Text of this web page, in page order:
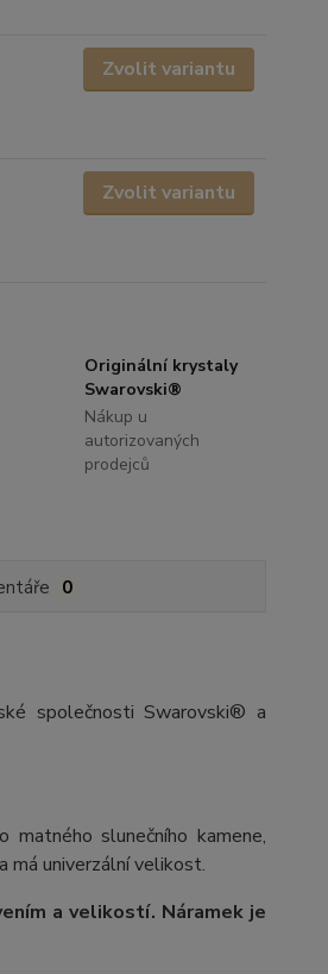
Zvolit variantu
Zvolit variantu
Originální krystaly
Swarovski®
Nákup u
autorizovaných
prodejců
0
společnosti Swarovski® a
slunečního kamene,
má univerzální velikost.
a velikostí. Náramek je